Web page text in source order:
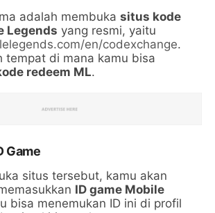
adalah membukasitus kode
Legends yang resmi, yaitu
en/codexchange.
tempat di mana kamu bisa
redeem ML.
Game
situs tersebut, kamu akan
ID game Mobile
bisa menemukan ID ini di profil